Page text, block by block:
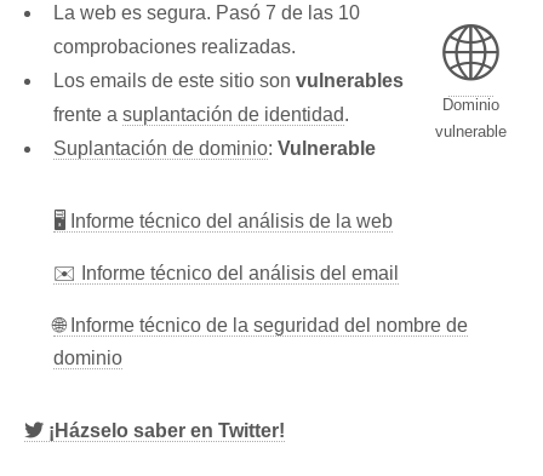
🌐
Dominio
vulnerable
La web es segura. Pasó 7 de las 10
comprobaciones realizadas.
Los emails de este sitio son vulnerables
frente a suplantación de identidad.
Suplantación de dominio: Vulnerable
🖥 Informe técnico del análisis de la web
✉️ Informe técnico del análisis del email
🌐 Informe técnico de la seguridad del nombre de
dominio
¡Házselo saber en Twitter!